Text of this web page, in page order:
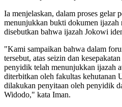
Ia menjelaskan, dalam proses gelar
menunjukkan bukti dokumen
disebutkan bahwa ijazah Jokowi
"Kami sampaikan bahwa dalam
tersebut, atas seizin dan
penyidik telah menunjukkan ijazah
diterbitkan oleh fakultas kehutanan
dilakukan penyitaan oleh penyidik
Widodo," kata Iman.